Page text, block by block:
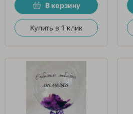
В корзину
Купить в 1 клик